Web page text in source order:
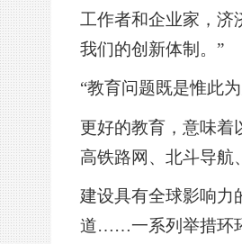
工作者和企业家，济
我们的创新体制。”
“教育问题既是惟此
更好的教育，意味着
高铁路网、北斗导航
建设具有全球影响力
道……一系列举措环